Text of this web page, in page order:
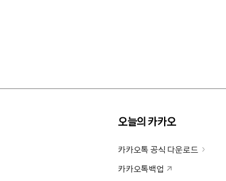
오늘의 카카오
카카오톡 공식 다운로드
카카오톡백업